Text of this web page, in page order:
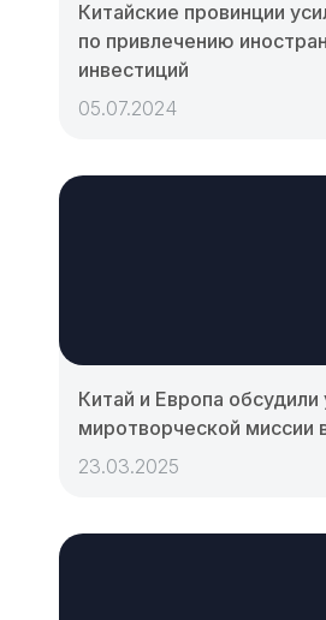
Китайские провинции
по привлечению
инвестиций
05.07.2024
Китай и Европа
миротворческой миссии
23.03.2025